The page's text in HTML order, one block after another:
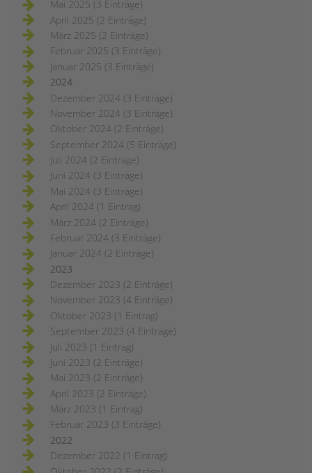
Mai 2025 (3 Einträge)
April 2025 (2 Einträge)
März 2025 (2 Einträge)
Februar 2025 (3 Einträge)
Januar 2025 (3 Einträge)
2024
Dezember 2024 (3 Einträge)
November 2024 (3 Einträge)
Oktober 2024 (2 Einträge)
September 2024 (5 Einträge)
Juli 2024 (2 Einträge)
Juni 2024 (3 Einträge)
Mai 2024 (3 Einträge)
April 2024 (1 Eintrag)
März 2024 (2 Einträge)
Februar 2024 (3 Einträge)
Januar 2024 (2 Einträge)
2023
Dezember 2023 (2 Einträge)
November 2023 (4 Einträge)
Oktober 2023 (1 Eintrag)
September 2023 (4 Einträge)
Juli 2023 (1 Eintrag)
Juni 2023 (2 Einträge)
Mai 2023 (2 Einträge)
April 2023 (2 Einträge)
März 2023 (1 Eintrag)
Februar 2023 (3 Einträge)
2022
Dezember 2022 (1 Eintrag)